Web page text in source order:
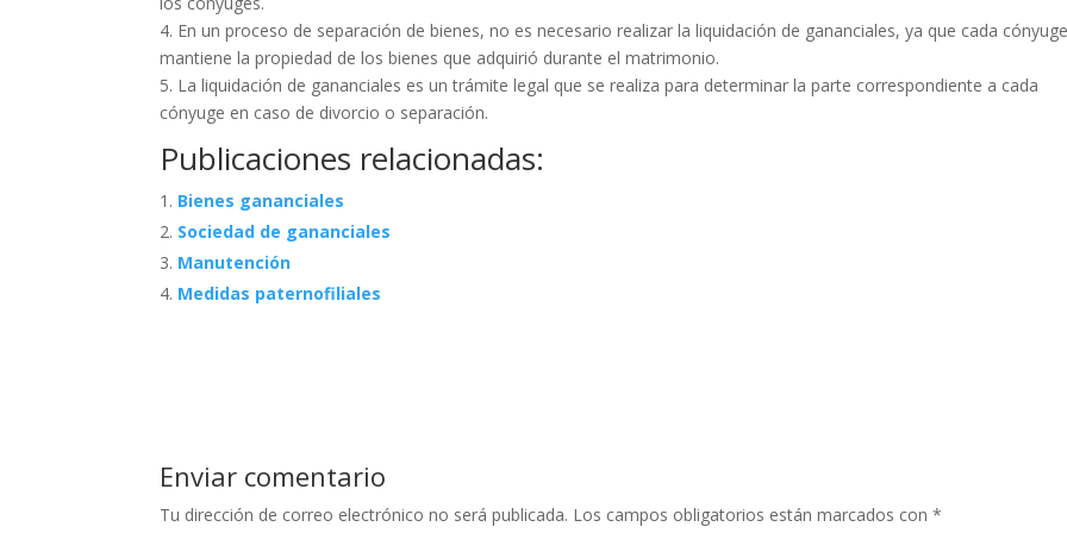
4. En un proceso de separación de bienes, no es necesario realizar la liquidación de gananciales, ya que cada
mantiene la propiedad de los bienes que adquirió durante el matrimonio.
5. La liquidación de gananciales es un trámite legal que se realiza para determinar la parte correspondiente a cada
cónyuge en caso de divorcio o separación.
Publicaciones relacionadas:
Bienes gananciales
Sociedad de gananciales
Manutención
Medidas paternofiliales
Enviar comentario
Tu dirección de correo electrónico no será publicada. Los campos obligatorios están marcados con*